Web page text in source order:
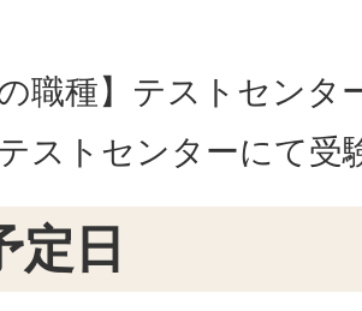
の職種】テストセンタ
ストセンターにて受
定日